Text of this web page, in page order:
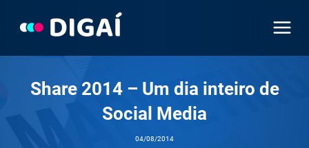
Share 2014 – Um dia inteiro de
Social Media
04/08/2014